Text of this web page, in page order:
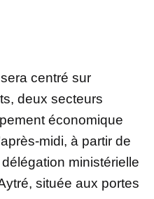
centré sur
deux secteurs
économique
midi, à partir de
ministérielle
située aux portes